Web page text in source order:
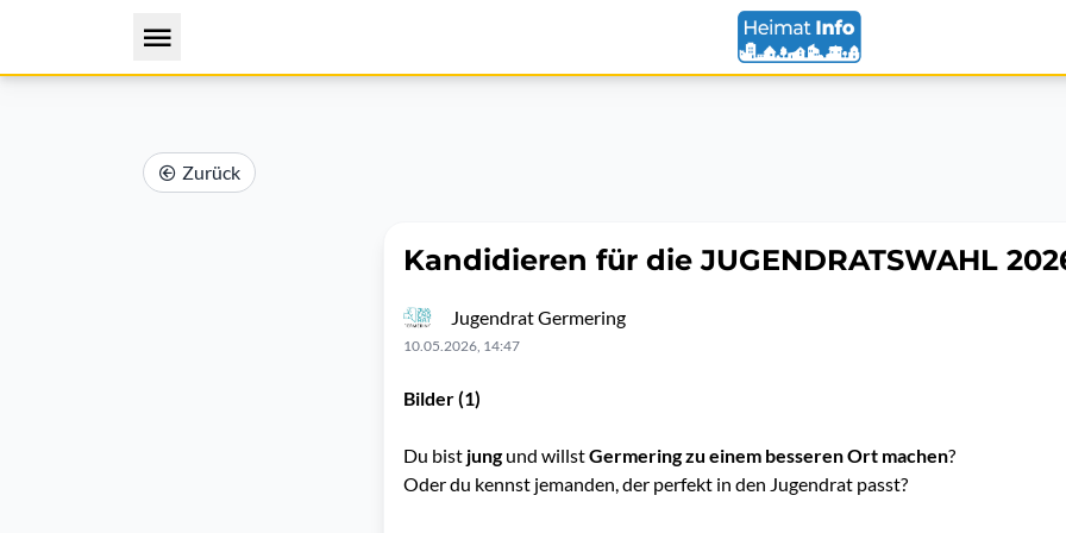
Zurück
Kandidieren für die JUGENDRATSWAHL
Jugendrat Germering
10.05.2026, 14:47
Bilder (1)
Du bist jungund willstGermering zu einem besseren Ort machen?
Oder du kennst jemanden, der perfekt in den Jugendrat passt?